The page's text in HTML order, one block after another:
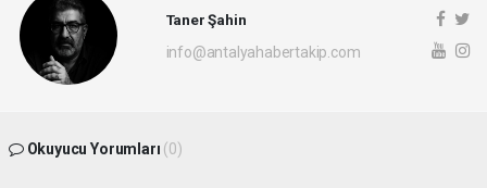
Taner Şahin
info@antalyahabertakip.com
Okuyucu Yorumları (0)